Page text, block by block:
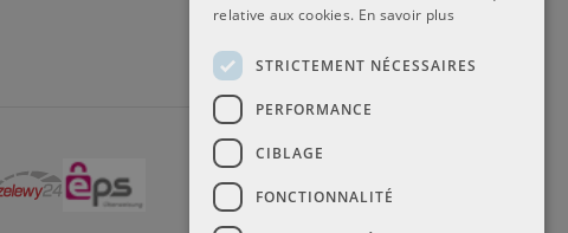
relative aux cookies. En savoir plus
STRICTEMENT NÉCESSAIRES
PERFORMANCE
CIBLAGE
FONCTIONNALITÉ